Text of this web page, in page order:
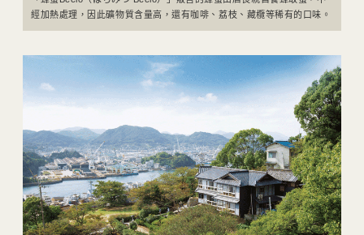
經加熱處理，因此礦物質含量高，還有咖啡、荔枝、藏欖等稀有的口味。